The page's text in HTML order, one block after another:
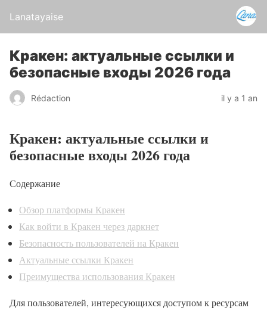
Lanatayaise
Кракен: актуальные ссылки и
безопасные входы 2026 года
Rédaction il y a 1 an
Кракен: актуальные ссылки и
безопасные входы 2026 года
Содержание
Обзор платформы Кракен
Как войти в Кракен через даркнет
Безопасность пользователей на Кракен
Актуальные ссылки Кракен
Преимущества использования Кракен
Для пользователей, интересующихся доступом к ресурсам